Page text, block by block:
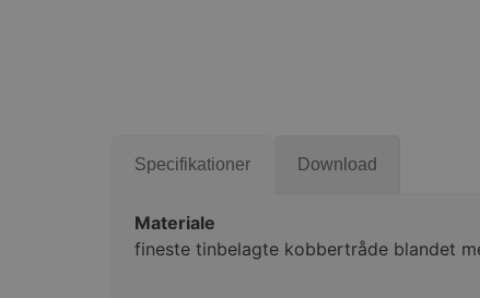
Specifikationer Download
Materiale
fineste tinbelagte kobbertråde blandet